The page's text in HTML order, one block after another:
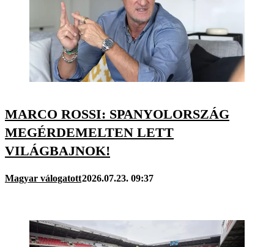
MARCO ROSSI: SPANYOLORSZÁG
MEGÉRDEMELTEN LETT
VILÁGBAJNOK!
Magyar válogatott2026.07.23. 09:37